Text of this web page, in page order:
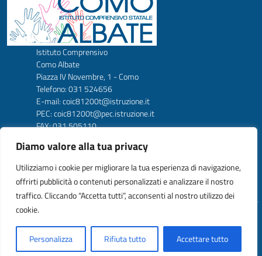
Diamo valore alla tua privacy
Utilizziamo i cookie per migliorare la tua esperienza di navigazione,
offrirti pubblicità o contenuti personalizzati e analizzare il nostro
traffico. Cliccando “Accetta tutti”, acconsenti al nostro utilizzo dei
cookie.
Personalizza Rifiuta tutto Accettare tutto
Istituto Comprensivo
Como Albate
Piazza IV Novembre, 1 - Como
Telefono: 031 524656
E-mail: coic81200t@istruzione.it
PEC: coic81200t@pec.istruzione.it
FAX: 031 505110
Codice Fiscale: 80024900138
Codice amm. UFW1C2